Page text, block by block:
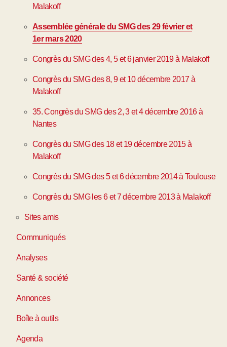
Malakoff
Assemblée générale du SMG des 29 février et
1er mars 2020
Congrès du SMG des 4, 5 et 6 janvier 2019 à Malakoff
Congrès du SMG des 8, 9 et 10 décembre 2017 à
Malakoff
35. Congrès du SMG des 2, 3 et 4 décembre 2016 à
Nantes
Congrès du SMG des 18 et 19 décembre 2015 à
Malakoff
Congrès du SMG des 5 et 6 décembre 2014 à Toulouse
Congrès du SMG les 6 et 7 décembre 2013 à Malakoff
Sites amis
Communiqués
Analyses
Santé & société
Annonces
Boîte à outils
Agenda